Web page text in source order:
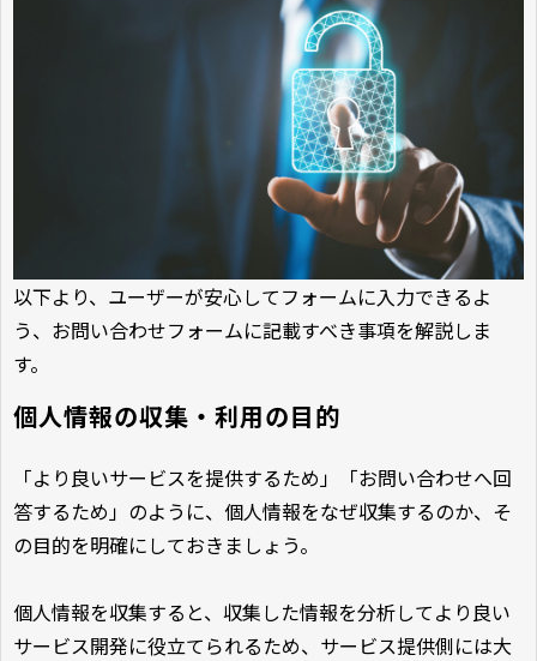
以下より、ユーザーが安心してフォームに入力できるよ
う、お問い合わせフォームに記載すべき事項を解説しま
す。
個人情報の収集・利用の目的
「より良いサービスを提供するため」「お問い合わせへ回
答するため」のように、個人情報をなぜ収集するのか、そ
の目的を明確にしておきましょう。
個人情報を収集すると、収集した情報を分析してより良い
サービス開発に役立てられるため、サービス提供側には大